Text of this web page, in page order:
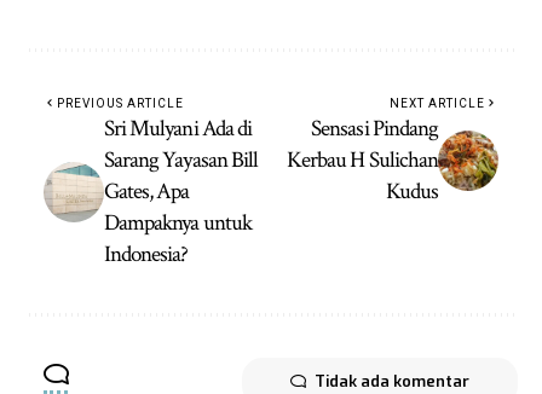
PREVIOUS ARTICLE
Sri Mulyani Ada di
Sarang Yayasan Bill
Gates, Apa
Dampaknya untuk
Indonesia?
NEXT ARTICLE
Sensasi Pindang
Kerbau H Sulichan
Kudus
Tidak ada komentar